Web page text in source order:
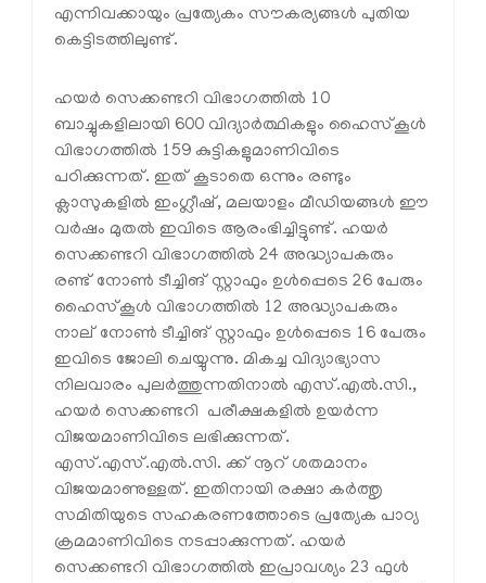
എന്നിവക്കായും പ്രത്യേകം സൗകര്യങ്ങള്‍ പുതിയ
കെട്ടിടത്തിലുണ്ട്.
ഹയര്‍ സെക്കണ്ടറി വിഭാഗത്തില്‍ 10
ബാച്ചുകളിലായി 600 വിദ്യാര്‍ത്ഥികളും ഹൈസ്‌കൂള്‍
വിഭാഗത്തില്‍ 159 കുട്ടികളുമാണിവിടെ
പഠിക്കുന്നത്. ഇത് കൂടാതെ ഒന്നും രണ്ടും
ക്ലാസുകളില്‍ ഇംഗ്ലീഷ്, മലയാളം മീഡിയങ്ങള്‍ ഈ
വര്‍ഷം മുതല്‍ ഇവിടെ ആരംഭിച്ചിട്ടുണ്ട്. ഹയര്‍
സെക്കണ്ടറി വിഭാഗത്തില്‍ 24 അദ്ധ്യാപകരും
രണ്ട് നോണ്‍ ടീച്ചിങ് സ്റ്റാഫും ഉള്‍പ്പെടെ 26 പേരും
ഹൈസ്‌കൂള്‍ വിഭാഗത്തില്‍ 12 അദ്ധ്യാപകരും
നാല് നോണ്‍ ടീച്ചിങ് സ്റ്റാഫും ഉള്‍പ്പെടെ 16 പേരും
ഇവിടെ ജോലി ചെയ്യുന്നു. മികച്ച വിദ്യാഭ്യാസ
നിലവാരം പുലര്‍ത്തുന്നതിനാല്‍ എസ്.എല്‍.സി.,
ഹയര്‍ സെക്കണ്ടറി പരീക്ഷകളില്‍ ഉയര്‍ന്ന
വിജയമാണിവിടെ ലഭിക്കുന്നത്.
എസ്.എസ്.എല്‍.സി. ക്ക് നൂറ് ശതമാനം
വിജയമാണുള്ളത്. ഇതിനായി രക്ഷാ കര്‍ത്തൃ
സമിതിയുടെ സഹകരണത്തോടെ പ്രത്യേക പാഠ്യ
ക്രമമാണിവിടെ നടപ്പാക്കുന്നത്. ഹയര്‍
സെക്കണ്ടറി വിഭാഗത്തില്‍ ഇപ്രാവശ്യം 23 ഫുള്‍